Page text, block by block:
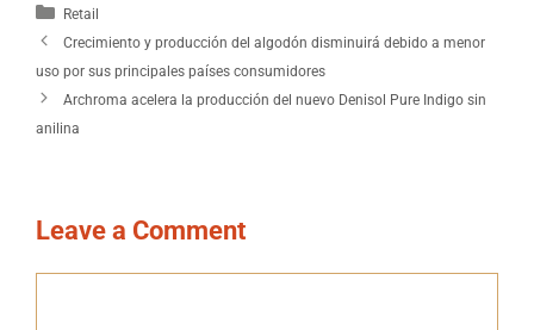
Retail
Crecimiento y producción del algodón disminuirá debido a menor
uso por sus principales países consumidores
Archroma acelera la producción del nuevo Denisol Pure Indigo sin
anilina
Leave a Comment